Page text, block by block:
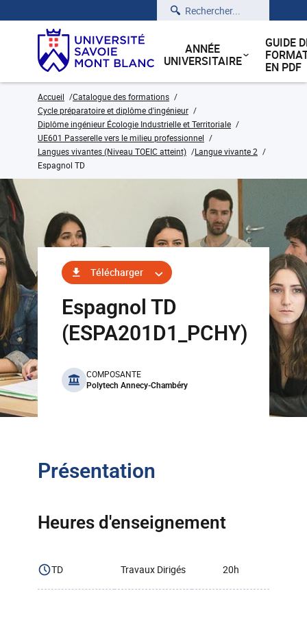
Rechercher
ANNÉE
UNIVERSITAIRE
GUIDE
EN PDF
Accueil
Catalogue des formations
Cycle préparatoire et diplôme d'ingénieur
Diplôme ingénieur Écologie Industrielle et Territoriale
UE601 Passerelle vers le milieu professionnel
Langues vivantes (Niveau TOEIC atteint)
Langue vivante 2
Espagnol TD
Télécharger
Espagnol TD
(ESPA201D1_PCHY)
benefits
COMPOSANTE
Polytech Annecy-Chambéry
Présentation
Heures d'enseignement
TD Travaux Dirigés 20h